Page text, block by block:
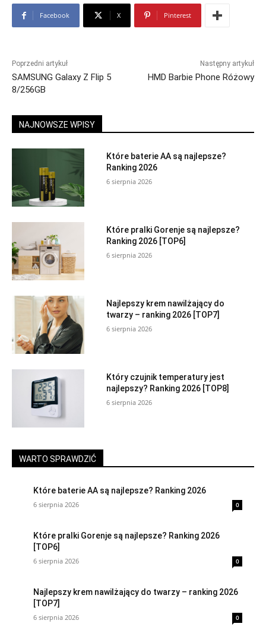
Facebook X Pinterest
Poprzedni artykuł
SAMSUNG Galaxy Z Flip 5
8/256GB
Następny artykuł
HMD Barbie Phone Różowy
NAJNOWSZE WPISY
Które baterie AA są najlepsze?
Ranking 2026
6 sierpnia 2026
Które pralki Gorenje są najlepsze?
Ranking 2026 [TOP6]
6 sierpnia 2026
Najlepszy krem nawilżający do
twarzy – ranking 2026 [TOP7]
6 sierpnia 2026
Który czujnik temperatury jest
najlepszy? Ranking 2026 [TOP8]
6 sierpnia 2026
WARTO SPRAWDZIĆ
Które baterie AA są najlepsze? Ranking 2026
6 sierpnia 2026 0
Które pralki Gorenje są najlepsze? Ranking 2026
[TOP6]
6 sierpnia 2026 0
Najlepszy krem nawilżający do twarzy – ranking 2026
[TOP7]
6 sierpnia 2026 0